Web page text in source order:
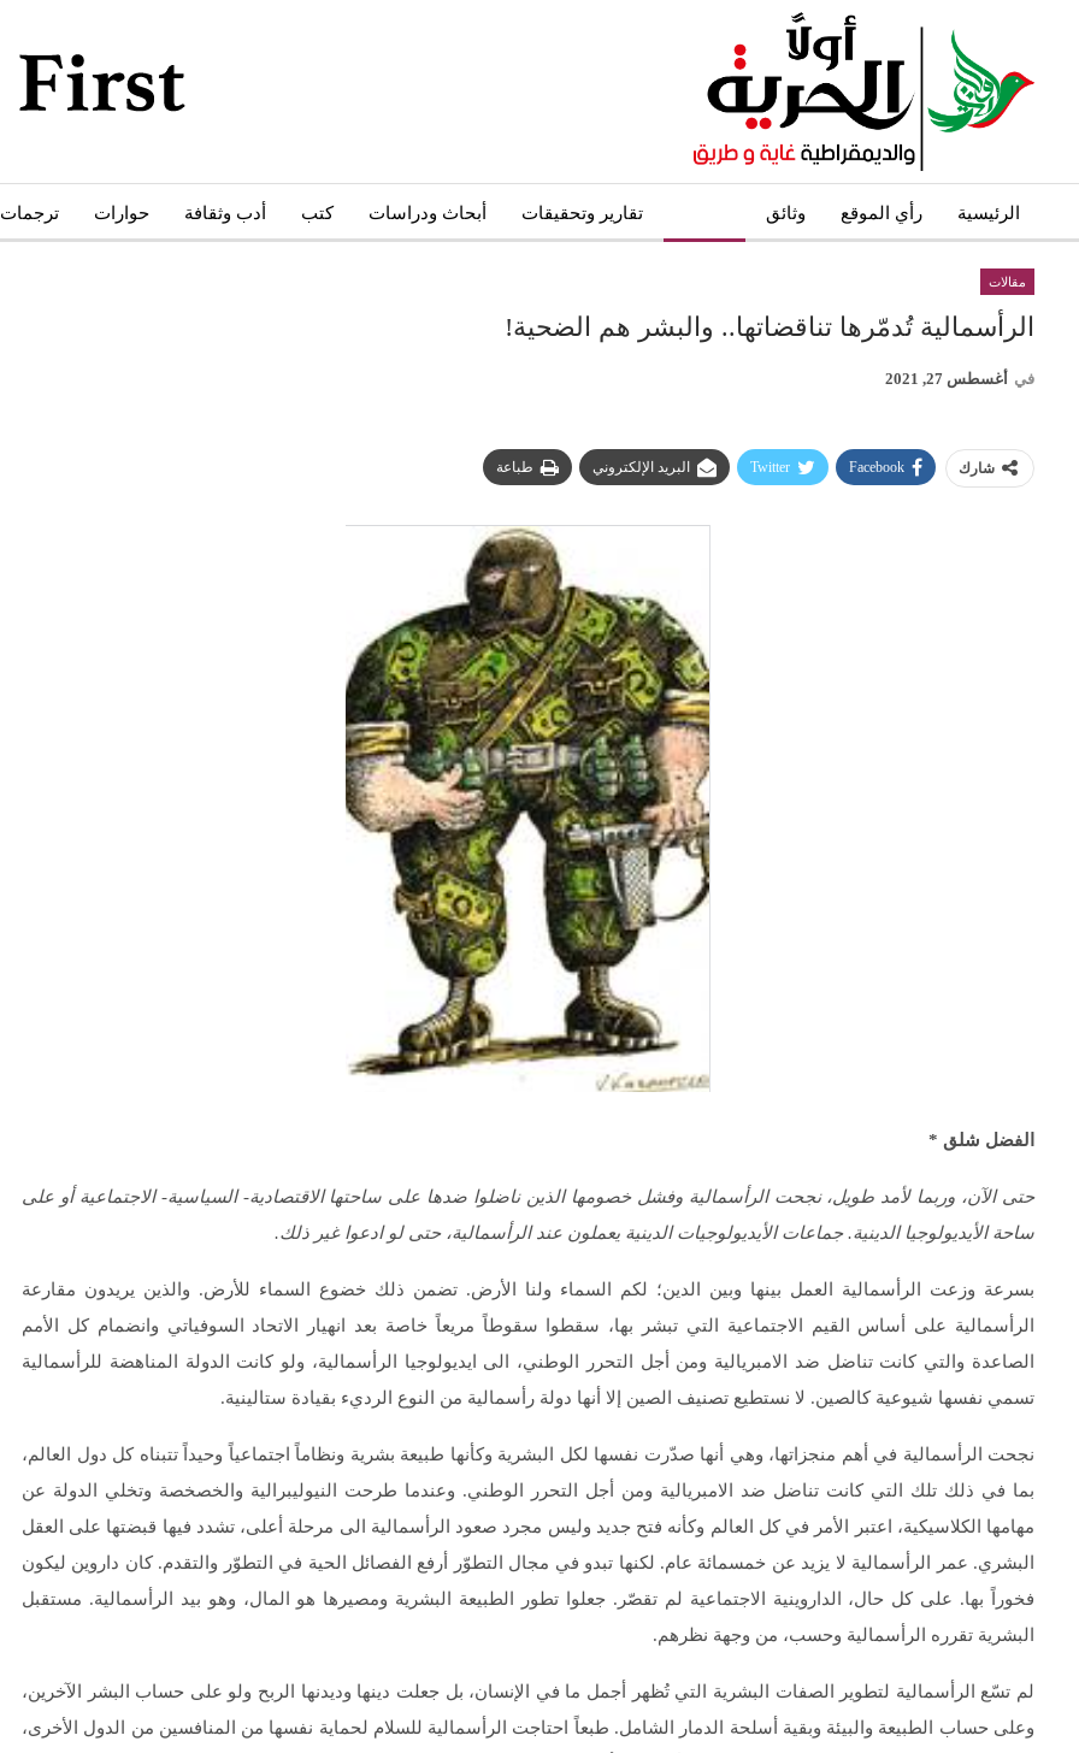
الرئيسية رأي الموقع وثائق تقارير وتحقيقات أبحاث ودراسات كتب أدب وثقافة حوارات ترجمات
مقالات
الرأسمالية تُدمّرها تناقضاتها.. والبشر هم الضحية!
في أغسطس 27, 2021
شارك Facebook
Twitter البريد الإلكتروني طباعة
الفضل شلق *
حتى الآن، وربما لأمد طويل، نجحت الرأسمالية وفشل خصومها الذين ناضلوا ضدها على ساحتها الاقتصادية- السياسية- الاجتماعية أو على
ساحة الأيديولوجيا الدينية. جماعات الأيديولوجيات الدينية يعملون عند الرأسمالية، حتى لو ادعوا غير ذلك.
بسرعة وزعت الرأسمالية العمل بينها وبين الدين؛ لكم السماء ولنا الأرض. تضمن ذلك خضوع السماء للأرض. والذين يريدون مقارعة
الرأسمالية على أساس القيم الاجتماعية التي تبشر بها، سقطوا سقوطاً مريعاً خاصة بعد انهيار الاتحاد السوفياتي وانضمام كل الأمم
الصاعدة والتي كانت تناضل ضد الامبريالية ومن أجل التحرر الوطني، الى ايديولوجيا الرأسمالية، ولو كانت الدولة المناهضة للرأسمالية
تسمي نفسها شيوعية كالصين. لا نستطيع تصنيف الصين إلا أنها دولة رأسمالية من النوع الرديء بقيادة ستالينية.
نجحت الرأسمالية في أهم منجزاتها، وهي أنها صدّرت نفسها لكل البشرية وكأنها طبيعة بشرية ونظاماً اجتماعياً وحيداً تتبناه كل دول العالم،
بما في ذلك تلك التي كانت تناضل ضد الامبريالية ومن أجل التحرر الوطني. وعندما طرحت النيوليبرالية والخصخصة وتخلي الدولة عن
مهامها الكلاسيكية، اعتبر الأمر في كل العالم وكأنه فتح جديد وليس مجرد صعود الرأسمالية الى مرحلة أعلى، تشدد فيها قبضتها على العقل
البشري. عمر الرأسمالية لا يزيد عن خمسمائة عام. لكنها تبدو في مجال التطوّر أرفع الفصائل الحية في التطوّر والتقدم. كان داروين ليكون
فخوراً بها. على كل حال، الداروينية الاجتماعية لم تقصّر. جعلوا تطور الطبيعة البشرية ومصيرها هو المال، وهو بيد الرأسمالية. مستقبل
البشرية تقرره الرأسمالية وحسب، من وجهة نظرهم.
لم تسّع الرأسمالية لتطوير الصفات البشرية التي تُظهر أجمل ما في الإنسان، بل جعلت دينها وديدنها الربح ولو على حساب البشر الآخرين،
وعلى حساب الطبيعة والبيئة وبقية أسلحة الدمار الشامل. طبعاً احتاجت الرأسمالية للسلام لحماية نفسها من المنافسين من الدول الأخرى،
نحو استراتيجيّة للمعارضة السوريّة بشأن التحديات الصّهيونيّة
نوفمبر 27, 2024
قمة الرياض: أقوال تنتظر أفعالاً
نوفمبر 27, 2024
تعيينات ترامب: أنت لا تجني من الشوك العنب!
نوفمبر 27, 2024
ابن بطوطة عند تخوم سيبيريا!
نوفمبر 27, 2024
انجازات نتنياهو !
نوفمبر 27, 2024